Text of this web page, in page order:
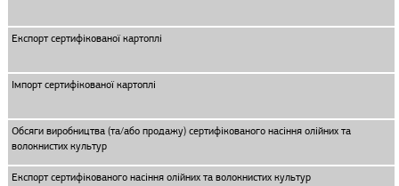
Експорт сертифікованої картоплі
Імпорт сертифікованої картоплі
Обсяги виробництва (та/або продажу) сертифікованого насіння олійних та
волокнистих культур
Експорт сертифікованого насіння олійних та волокнистих культур